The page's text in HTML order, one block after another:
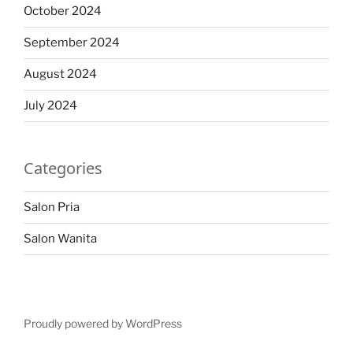
October 2024
September 2024
August 2024
July 2024
Categories
Salon Pria
Salon Wanita
Proudly powered by WordPress